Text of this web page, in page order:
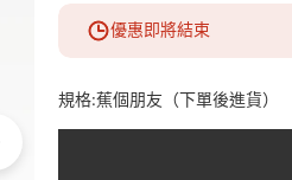
優惠即將結束
規格:蕉個朋友（下單後進貨）